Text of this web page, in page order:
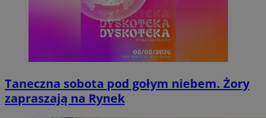
Taneczna sobota pod gołym niebem. Żory
zapraszają na Rynek